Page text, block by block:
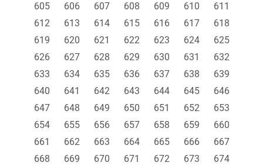
605
606 607 608 609 610
611
612
613 614 615 616 617
618
619
620 621 622 623 624
625
626
627 628 629 630 631
632
633
634 635 636 637 638
639
640
641 642 643 644 645
646
647
648 649 650 651 652
653
654
655 656 657 658 659
660
661
662 663 664 665 666
667
668
669 670 671 672 673
674